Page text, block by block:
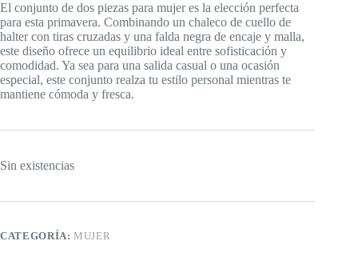
El conjunto de dos piezas para mujer es la elección perfecta
para esta primavera. Combinando un chaleco de cuello de
halter con tiras cruzadas y una falda negra de encaje y malla,
este diseño ofrece un equilibrio ideal entre sofisticación y
comodidad. Ya sea para una salida casual o una ocasión
especial, este conjunto realza tu estilo personal mientras te
mantiene cómoda y fresca.
Sin existencias
CATEGORÍA:MUJER